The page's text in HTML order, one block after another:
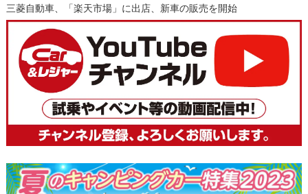
三菱自動車、「楽天市場」に出店、新車の販売を開始